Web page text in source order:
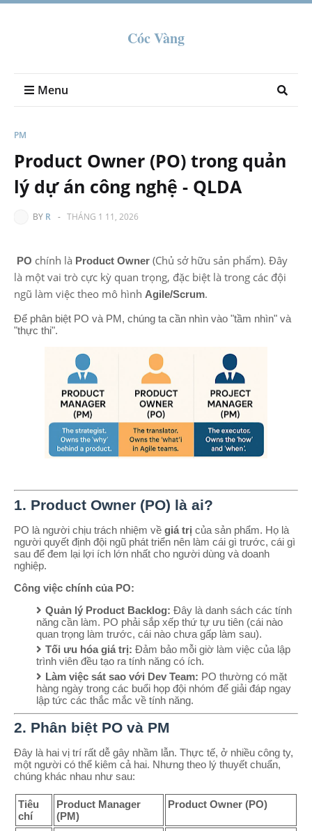
Cóc Vàng
Menu
PM
Product Owner (PO) trong quản
lý dự án công nghệ - QLDA
BY R - THÁNG 1 11, 2026
PO chính là Product Owner (Chủ sở hữu sản phẩm). Đây
là một vai trò cực kỳ quan trọng, đặc biệt là trong các đội
ngũ làm việc theo mô hình Agile/Scrum.
Để phân biệt PO và PM, chúng ta cần nhìn vào "tầm nhìn" và
"thực thi".
1. Product Owner (PO) là ai?
PO là người chịu trách nhiệm về giá trị của sản phẩm. Họ là
người quyết định đội ngũ phát triển nên làm cái gì trước, cái gì
sau để đem lại lợi ích lớn nhất cho người dùng và doanh
nghiệp.
Công việc chính của PO:
Quản lý Product Backlog: Đây là danh sách các tính
năng cần làm. PO phải sắp xếp thứ tự ưu tiên (cái nào
quan trọng làm trước, cái nào chưa gấp làm sau).
Tối ưu hóa giá trị: Đảm bảo mỗi giờ làm việc của lập
trình viên đều tạo ra tính năng có ích.
Làm việc sát sao với Dev Team: PO thường có mặt
hàng ngày trong các buổi họp đội nhóm để giải đáp ngay
lập tức các thắc mắc về tính năng.
2. Phân biệt PO và PM
Đây là hai vị trí rất dễ gây nhầm lẫn. Thực tế, ở nhiều công ty,
một người có thể kiêm cả hai. Nhưng theo lý thuyết chuẩn,
chúng khác nhau như sau:
Tiêu
chí
Product Manager
(PM)
Product Owner (PO)